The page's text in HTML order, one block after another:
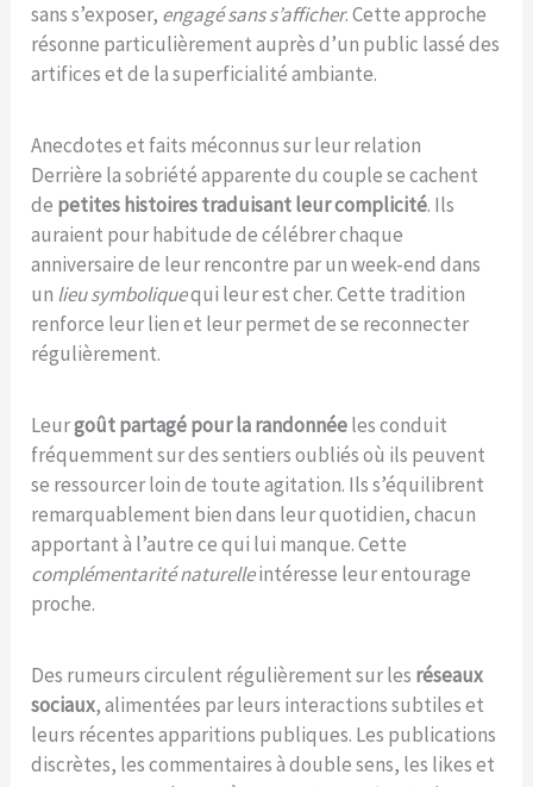
sans s’exposer, engagé sans s’afficher. Cette approche
résonne particulièrement auprès d’un public lassé des
artifices et de la superficialité ambiante.
Anecdotes et faits méconnus sur leur relation
Derrière la sobriété apparente du couple se cachent
de petites histoires traduisant leur complicité. Ils
auraient pour habitude de célébrer chaque
anniversaire de leur rencontre par un week-end dans
un lieu symboliquequi leur est cher. Cette tradition
renforce leur lien et leur permet de se reconnecter
régulièrement.
Leurgoût partagé pour la randonnéeles conduit
fréquemment sur des sentiers oubliés où ils peuvent
se ressourcer loin de toute agitation. Ils s’équilibrent
remarquablement bien dans leur quotidien, chacun
apportant à l’autre ce qui lui manque. Cette
complémentarité naturelleintéresse leur entourage
proche.
Des rumeurs circulent régulièrement sur les réseaux
sociaux, alimentées par leurs interactions subtiles et
leurs récentes apparitions publiques. Les publications
discrètes, les commentaires à double sens, les likes et